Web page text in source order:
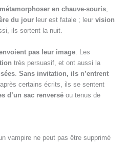
en chauve-souris,
du jour leur est fatale ; leur vision
ils sortent la nuit.
pas leur image . Les
très persuasif, et ont aussi la
Sans invitation, ils n’entrent
certains écrits, ils se sentent
d’un sac renversé ou tenus de
vampire ne peut pas être supprimé